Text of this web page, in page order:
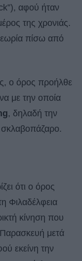
αφού ήταν
της χρονιάς.
πίσω από
ο όρος προήλθε
με την οποία
, δηλαδή την
ότι ο όρος
Φιλαδέλφεια
κίνηση που
μετά
εκείνη την